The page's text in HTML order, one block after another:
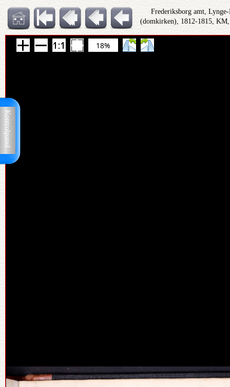
Kontrolpanel
Frederiksborg amt,
(domkirken), 1812-1815,
18%